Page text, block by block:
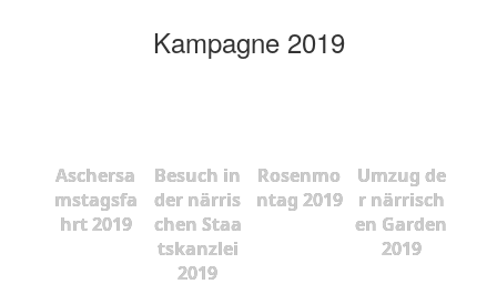
Kampagne 2019
Aschersa
mstagsfa
hrt 2019
Besuch in
der närris
chen Staa
tskanzlei
2019
Rosenmo
ntag 2019
Umzug de
r närrisch
en Garden
2019